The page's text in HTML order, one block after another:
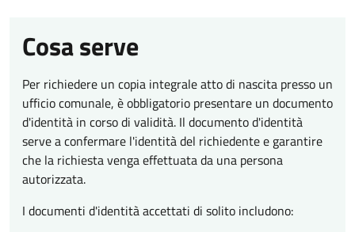
Cosa serve
Per richiedere un copia integrale atto di nascita presso un
ufficio comunale, è obbligatorio presentare un documento
d'identità in corso di validità. Il documento d'identità
serve a confermare l'identità del richiedente e garantire
che la richiesta venga effettuata da una persona
autorizzata.
I documenti d'identità accettati di solito includono: